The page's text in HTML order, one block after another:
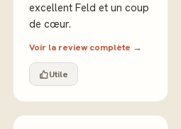
excellent Feld et un coup
de cœur.
Voir la review complète →
Utile